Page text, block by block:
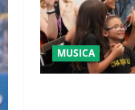
MUSICA